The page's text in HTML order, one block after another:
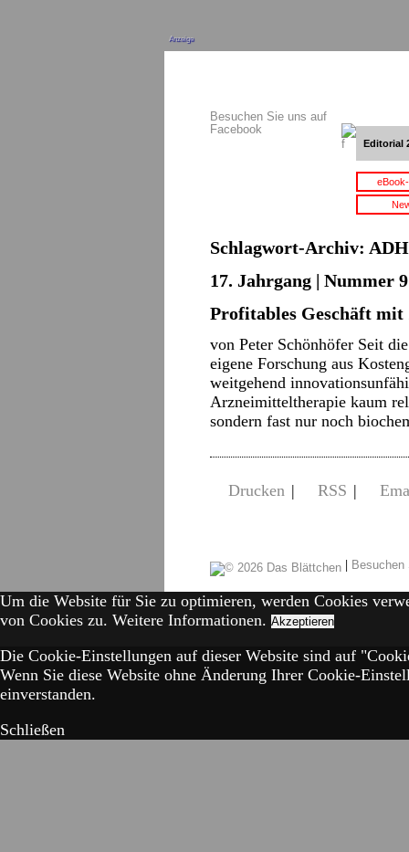
Anzeige
Besuchen Sie uns auf
Facebook
Editorial
Schlagwort-Archiv:
17. Jahrgang | Nummer
Profitables Geschäft
von Peter Schönhöfer Seit
eigene Forschung aus
weitgehend
Arzneimitteltherapie kaum
sondern fast nur noch
Drucken | RSS |
|
Um die Website für Sie zu optimieren, werden Cookies
von Cookies zu. Weitere Informationen. Akzeptieren
Die Cookie-Einstellungen auf dieser Website sind auf
Wenn Sie diese Website ohne Änderung Ihrer Cookie-
einverstanden.
Schließen